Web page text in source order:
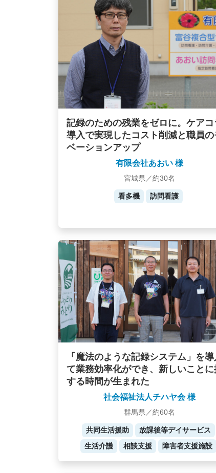
記録のための残業をゼロに。ケアコ
導入で実現したコスト削減と職員の
ベーションアップ
有限会社あおい 様
宮城県／約30名
看多機 訪問看護
「魔法のような記録システム」を導
て業務効率化ができ、新しいことに
する時間が生まれた
社会福祉法人チハヤ会 様
群馬県／約60名
共同生活援助
放課後等デイサービス
生活介護
相談支援 障害者支援施設